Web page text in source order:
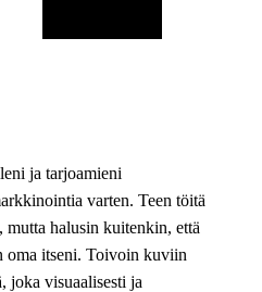
ja tarjoamieni
varten. Teen töitä
mutta halusin kuitenkin, että
oma itseni. Toivoin kuviin
joka visuaalisesti ja